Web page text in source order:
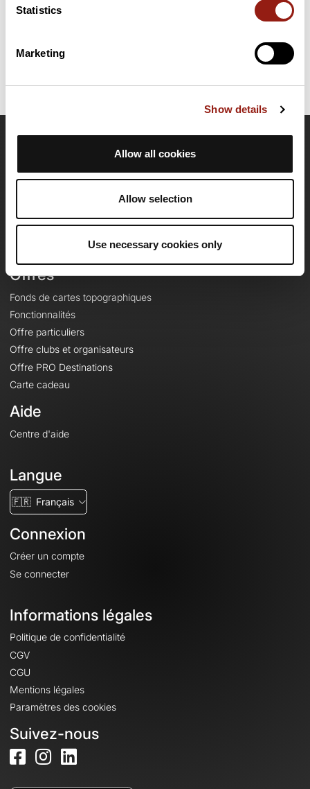
Statistics
Marketing
Show details
Allow all cookies
Allow selection
Use necessary cookies only
Date de création du parcours: 31 janvier 2026 à 06:50:00.
Equipe
Contact
Offres
Fonds de cartes topographiques
Fonctionnalités
Offre particuliers
Offre clubs et organisateurs
Offre PRO Destinations
Carte cadeau
Aide
Centre d'aide
Langue
🇫🇷 Français
Connexion
Créer un compte
Se connecter
Informations légales
Politique de confidentialité
CGV
CGU
Mentions légales
Paramètres des cookies
Suivez-nous